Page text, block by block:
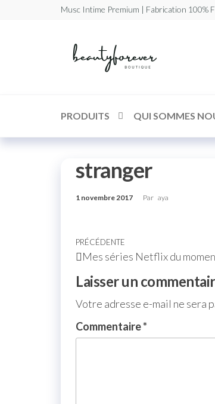
Musc Intime Premium | Fabrication 100%
PRODUITS QUI SOMMES
stranger
1 novembre 2017 Par aya
PRÉCÉDENTE
Mes séries Netflix du
Laisser un
Votre adresse e-mail ne sera
Commentaire*